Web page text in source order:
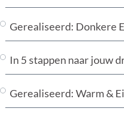
Gerealiseerd: Donkere
In 5 stappen naar jouw
Gerealiseerd: Warm &